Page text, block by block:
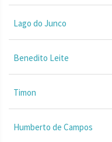
Lago do Junco
Benedito Leite
Timon
Humberto de Campos